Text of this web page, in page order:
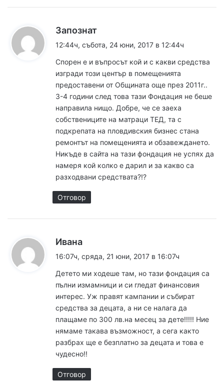
Запознат
а
:
12:44ч, събота, 24 юни, 2017 в 12:44ч
Спорен е и въпросът кой и с какви средства
изгради този център в помещенията
предоставени от Общината още през 2011г..
3-4 години след това тази Фондация не беше
направила нищо. Добре, че се заеха
собствениците на матраци ТЕД, та с
подкрепата на пловдивския бизнес стана
ремонтът на помещенията и обзавеждането.
Никъде в сайта на тази фондация не успях да
намеря кой колко е дарил и за какво са
разходвани средствата?!?
Отговор
Ивана
а
:
16:07ч, сряда, 21 юни, 2017 в 16:07ч
Детето ми ходеше там, но тази фондация са
пълни измамници и си гледат финансовия
интерес. Уж правят кампании и събират
средства за децата, а ни се налага да
плащаме по 300 лв.на месец за дете!!!!! Ние
нямаме такава възможност, а сега както
разбрах ще е безплатно за децата и това е
чудесно!!
Отговор